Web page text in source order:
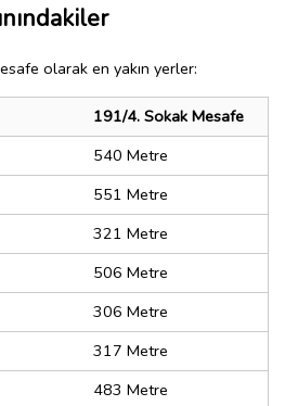
olarak en yakın yerler:
191/4. Sokak Mesafe
540 Metre
551 Metre
321 Metre
506 Metre
306 Metre
317 Metre
483 Metre